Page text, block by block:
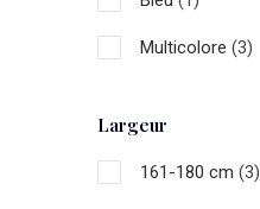
Multicolore (3)
Largeur
161-180 cm (3)